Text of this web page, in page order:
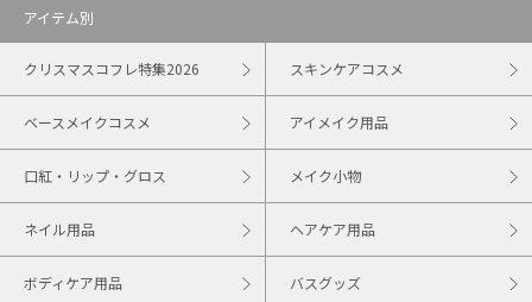
アイテム別
クリスマスコフレ特集2026 スキンケアコスメ
ベースメイクコスメ アイメイク用品
口紅・リップ・グロス メイク小物
ネイル用品 ヘアケア用品
ボディケア用品 バスグッズ